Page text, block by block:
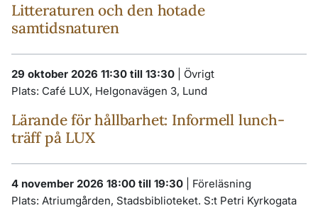
Litteraturen och den hotade
samtidsnaturen
29 oktober 2026 11:30 till 13:30
Övrigt
Plats: Café LUX, Helgonavägen 3, Lund
Lärande för hållbarhet: Informell lunch-
träff på LUX
4 november 2026 18:00 till 19:30
Föreläsning
Plats: Atriumgården, Stadsbiblioteket. S:t Petri Kyrkogata